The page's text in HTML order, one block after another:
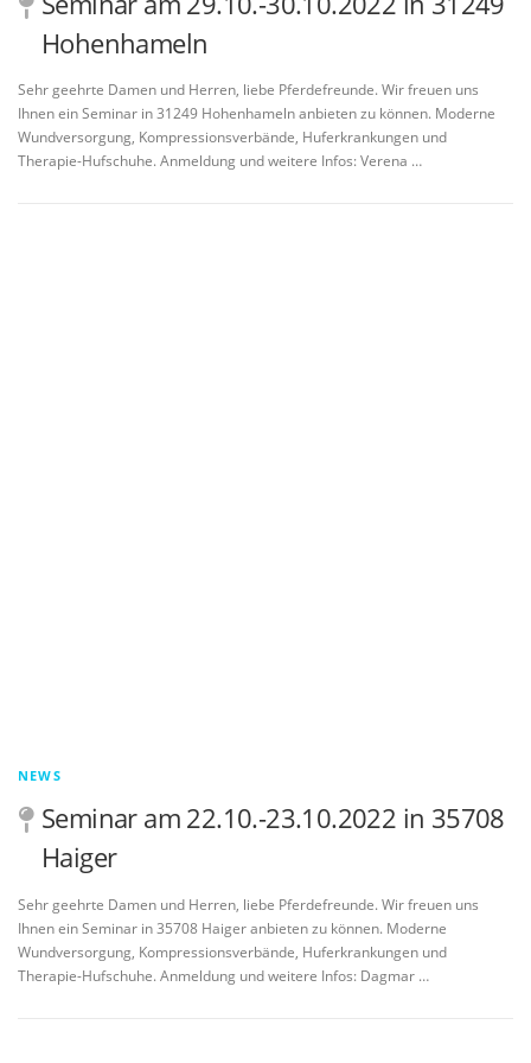
Hohenhameln
Sehr geehrte Damen und Herren, liebe Pferdefreunde. Wir freuen uns
Ihnen ein Seminar in 31249 Hohenhameln anbieten zu können. Moderne
Wundversorgung, Kompressionsverbände, Huferkrankungen und
Therapie-Hufschuhe. Anmeldung und weitere Infos: Verena …
NEWS
Seminar am 22.10.-23.10.2022 in 35708
Haiger
Sehr geehrte Damen und Herren, liebe Pferdefreunde. Wir freuen uns
Ihnen ein Seminar in 35708 Haiger anbieten zu können. Moderne
Wundversorgung, Kompressionsverbände, Huferkrankungen und
Therapie-Hufschuhe. Anmeldung und weitere Infos: Dagmar …